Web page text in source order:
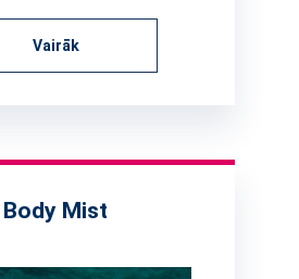
Vairāk
Body Mist